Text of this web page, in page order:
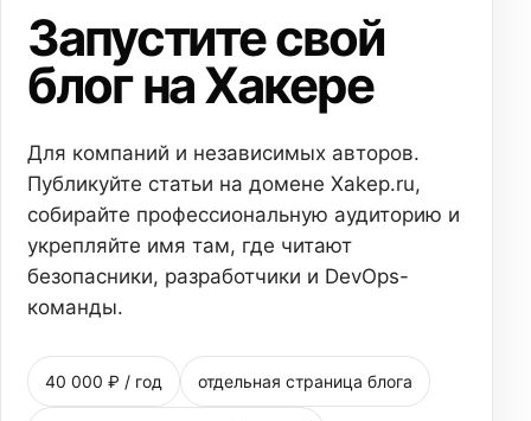
Запустите свой
блог на Хакере
Для компаний и независимых авторов.
Публикуйте статьи на домене Xakep.ru,
собирайте профессиональную аудиторию и
укрепляйте имя там, где читают
безопасники, разработчики и DevOps-
команды.
40 000 ₽ / год отдельная страница блога